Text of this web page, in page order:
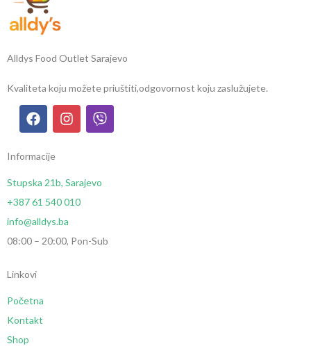
Alldys Food Outlet Sarajevo
Kvaliteta koju možete priuštiti,odgovornost koju zaslužujete.
Informacije
Stupska 21b, Sarajevo
+387 61 540 010
info@alldys.ba
08:00 – 20:00, Pon-Sub
Linkovi
Početna
Kontakt
Shop